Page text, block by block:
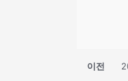
이전